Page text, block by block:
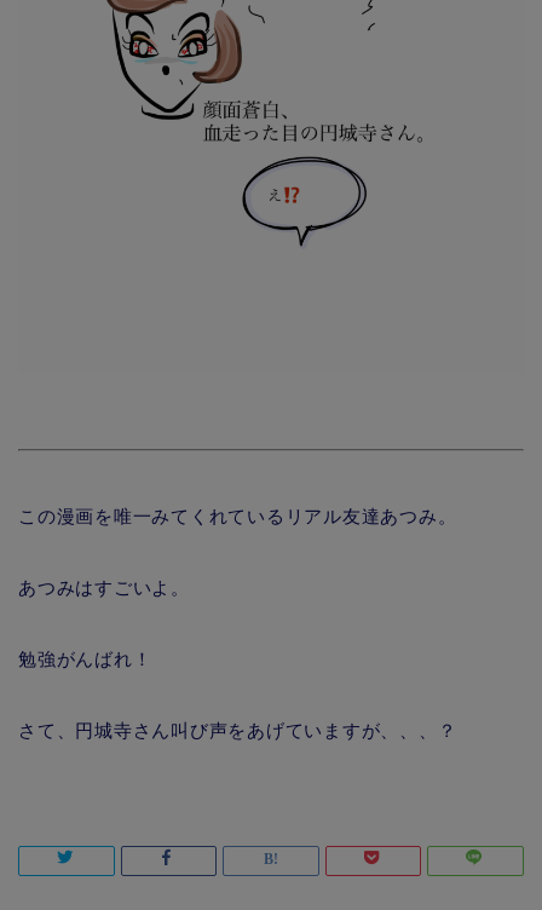
この漫画を唯一みてくれているリアル友達あつみ。
あつみはすごいよ。
勉強がんばれ！
さて、円城寺さん叫び声をあげていますが、、、？